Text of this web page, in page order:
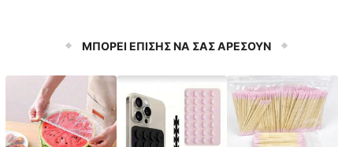
ΜΠΟΡΕΙ ΕΠΙΣΗΣ ΝΑ ΣΑΣ ΑΡΕΣΟΥΝ